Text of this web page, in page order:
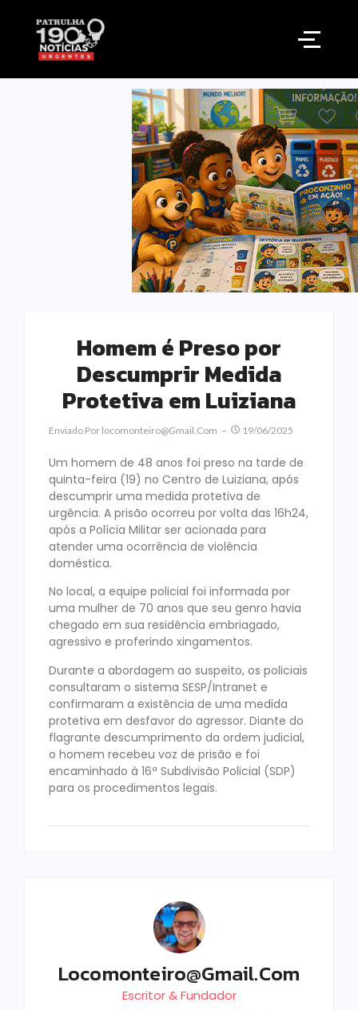
Homem é Preso por
Descumprir Medida
Protetiva em Luiziana
Enviado Por Locomonteiro@gmail.com 19/06/2025
Um homem de 48 anos foi preso na tarde de
quinta-feira (19) no Centro de Luiziana, após
descumprir uma medida protetiva de
urgência. A prisão ocorreu por volta das 16h24,
após a Polícia Militar ser acionada para
atender uma ocorrência de violência
doméstica.
No local, a equipe policial foi informada por
uma mulher de 70 anos que seu genro havia
chegado em sua residência embriagado,
agressivo e proferindo xingamentos.
Durante a abordagem ao suspeito, os policiais
consultaram o sistema SESP/Intranet e
confirmaram a existência de uma medida
protetiva em desfavor do agressor. Diante do
flagrante descumprimento da ordem judicial,
o homem recebeu voz de prisão e foi
encaminhado à 16ª Subdivisão Policial (SDP)
para os procedimentos legais.
Locomonteiro@gmail.com
Escritor & Fundador